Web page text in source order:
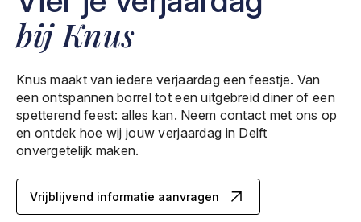
bij Knus
Knus maakt van iedere verjaardag een feestje. Van
een ontspannen borrel tot een uitgebreid diner of een
spetterend feest: alles kan. Neem contact met ons op
en ontdek hoe wij jouw verjaardag in Delft
onvergetelijk maken.
Vrijblijvend informatie aanvragen